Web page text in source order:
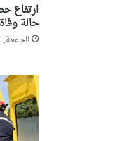
حالة وفاة
الجمعة, 31 يوليو 2026, 20:12